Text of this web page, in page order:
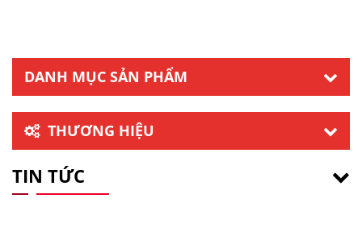
DANH MỤC SẢN PHẨM
THƯƠNG HIỆU
TIN TỨC